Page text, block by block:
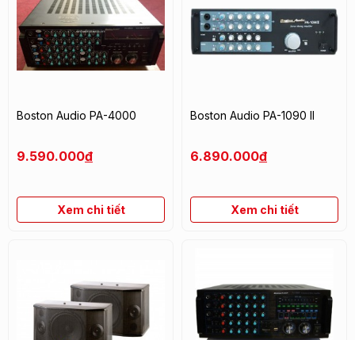
Boston Audio PA-4000
9.590.000đ
Xem chi tiết
Boston Audio PA-1090 II
6.890.000đ
Xem chi tiết